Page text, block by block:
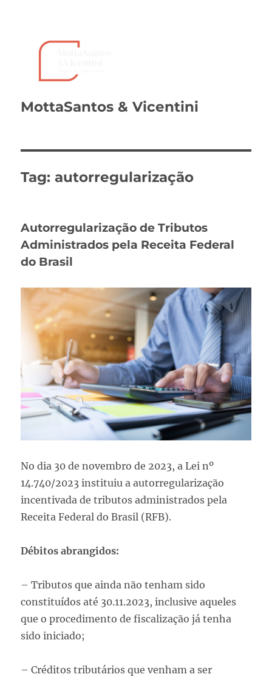
MottaSantos & Vicentini
Tag: autorregularização
Autorregularização de Tributos
Administrados pela Receita Federal
do Brasil
No dia 30 de novembro de 2023, a Lei nº
14.740/2023 instituiu a autorregularização
incentivada de tributos administrados pela
Receita Federal do Brasil (RFB).
Débitos abrangidos:
– Tributos que ainda não tenham sido
constituídos até 30.11.2023, inclusive aqueles
que o procedimento de fiscalização já tenha
sido iniciado;
– Créditos tributários que venham a ser